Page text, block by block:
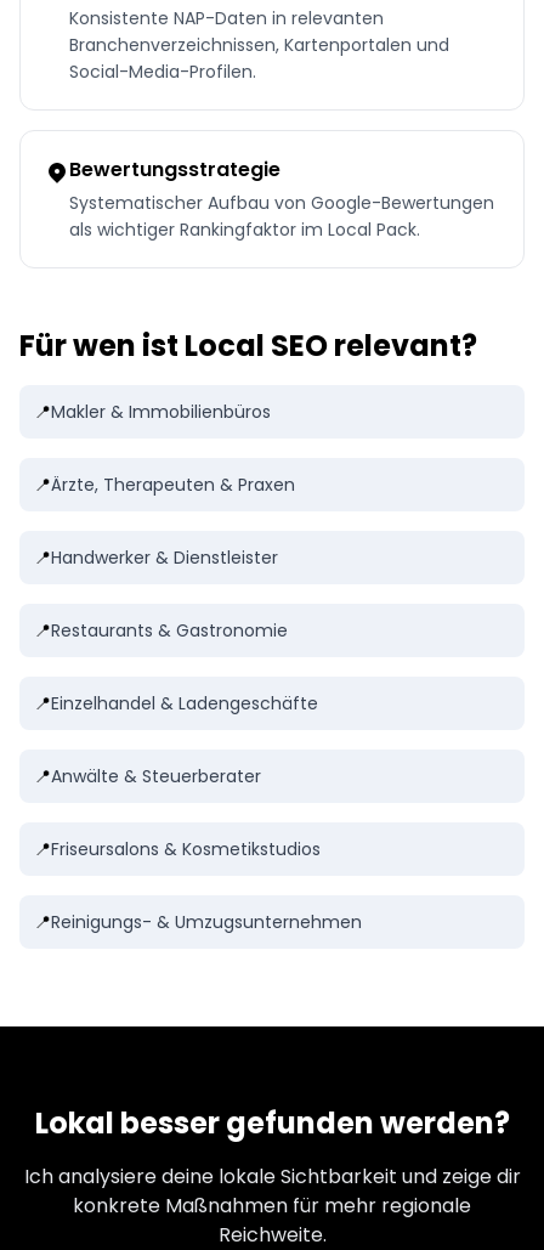
Konsistente NAP-Daten in relevanten
Branchenverzeichnissen, Kartenportalen und
Social-Media-Profilen.
Bewertungsstrategie
Systematischer Aufbau von Google-Bewertungen
als wichtiger Rankingfaktor im Local Pack.
Für wen ist Local SEO relevant?
📍Makler & Immobilienbüros
📍Ärzte, Therapeuten & Praxen
📍Handwerker & Dienstleister
📍Restaurants & Gastronomie
📍Einzelhandel & Ladengeschäfte
📍Anwälte & Steuerberater
📍Friseursalons & Kosmetikstudios
📍Reinigungs- & Umzugsunternehmen
Lokal besser gefunden werden?
Ich analysiere deine lokale Sichtbarkeit und zeige dir
konkrete Maßnahmen für mehr regionale
Reichweite.